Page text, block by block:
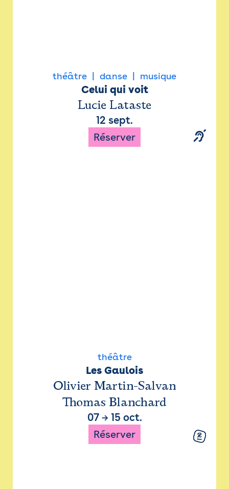
théâtre danse musique
Celui qui voit
Lucie Lataste
12 sept.
Réserver
théâtre
Les Gaulois
Olivier Martin-Salvan
Thomas Blanchard
07→ 15 oct.
Réserver